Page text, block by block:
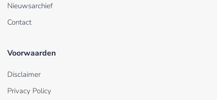
Nieuwsarchief
Contact
Voorwaarden
Disclaimer
Privacy Policy